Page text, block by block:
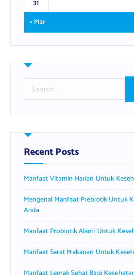
31
« Mar
r
h
f
o
:
Recent Posts
Manfaat Vitamin Harian Untuk
Mengenal Manfaat Prebiotik Untuk
Anda
Manfaat Probiotik Alami Untuk
Manfaat Serat Makanan Untuk